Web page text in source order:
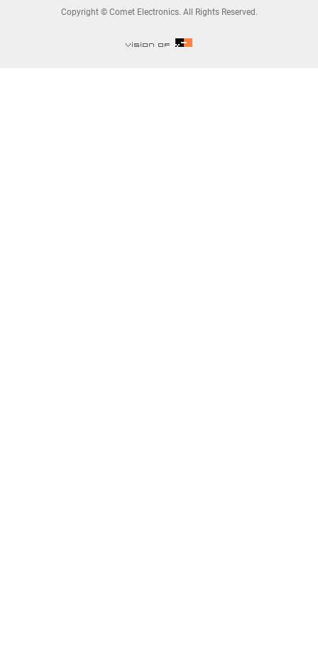
Copyright © Comet Electronics. All Rights Reserved.